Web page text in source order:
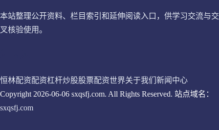
本站整理公开资料、栏目索引和延伸阅读入口，供学习交流与交
叉核验使用。
恒林配资配资杠杆炒股股票配资世界关于我们 新闻中心
Copyright 2026-06-06 sxqsfj.com. All Rights Reserved. 站点域名：
sxqsfj.com